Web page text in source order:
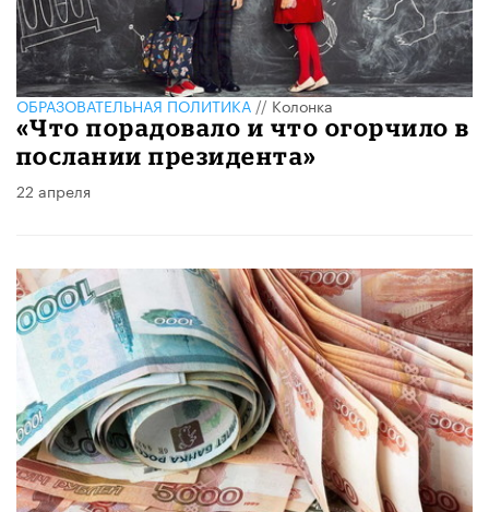
ОБРАЗОВАТЕЛЬНАЯ ПОЛИТИКА//Колонка
«Что порадовало и что огорчило в
послании президента»
22 апреля